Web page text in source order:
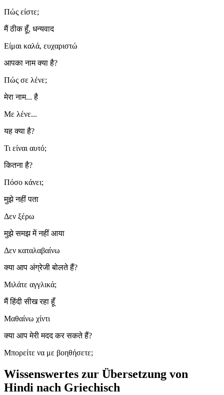
Πώς είστε;
मैं ठीक हूँ, धन्यवाद
Είμαι καλά, ευχαριστώ
आपका नाम क्या है?
Πώς σε λένε;
मेरा नाम... है
Με λένε...
यह क्या है?
Τι είναι αυτό;
कितना है?
Πόσο κάνει;
मुझे नहीं पता
Δεν ξέρω
मुझे समझ में नहीं आया
Δεν καταλαβαίνω
क्या आप अंग्रेजी बोलते हैं?
Μιλάτε αγγλικά;
मैं हिंदी सीख रहा हूँ
Μαθαίνω χίντι
क्या आप मेरी मदद कर सकते हैं?
Μπορείτε να με βοηθήσετε;
Wissenswertes zur Übersetzung von
Hindi nach Griechisch